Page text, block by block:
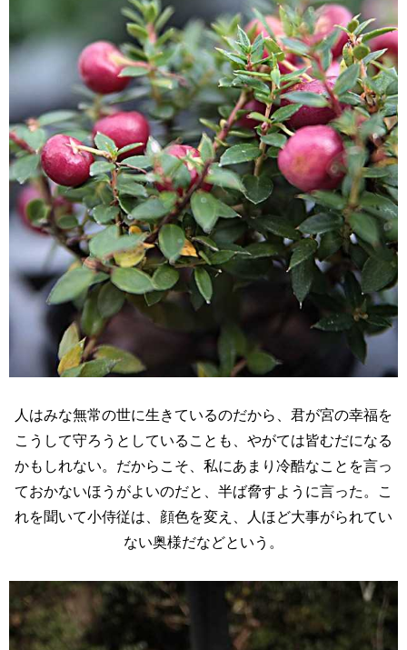
人はみな無常の世に生きているのだから、君が宮の幸福を
こうして守ろうとしていることも、やがては皆むだになる
かもしれない。だからこそ、私にあまり冷酷なことを言っ
ておかないほうがよいのだと、半ば脅すように言った。こ
れを聞いて小侍従は、顔色を変え、人ほど大事がられてい
ない奥様だなどという。